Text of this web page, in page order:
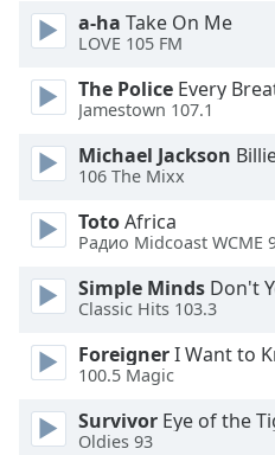
dialog
window.
Escape
cancel
and
close
Text
Color
Opacity
a-ha Take On Me
LOVE 105 FM
The Police Every
Jamestown 107.1
Michael Jackson
106 The Mixx
TotoAfrica
Радио Midcoast WCME
Simple Minds Don't
Classic Hits 103.3
ForeignerI Want to
100.5 Magic
Survivor Eye of the
Oldies 93